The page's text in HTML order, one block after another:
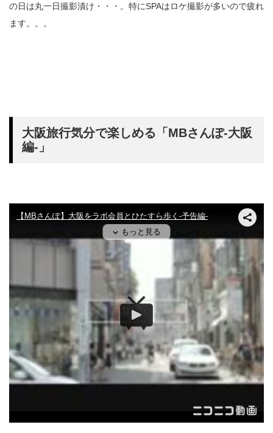
の日は丸一日撮影漬け・・・。特にSPAはロケ撮影が多いので疲れ
ます。。。
大阪旅行気分で楽しめる「MBさんぽ-大阪
編-」